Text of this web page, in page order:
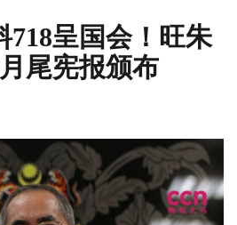
718呈国会！旺朱
尾宪报颁布